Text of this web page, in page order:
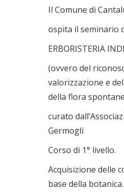
Il Comune di
ospita il seminario
ERBORISTERIA
(ovvero del
valorizzazione e
della flora
curato
Germogli
Corso di 1° livello.
Acquisizione delle
base della botanica.